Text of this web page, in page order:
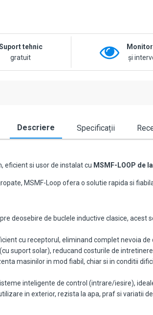
tehnic
gratuit
și
Descriere Specificații
eficient si usor de instalat cu MSMF-LOOP de la
MSMF-Loop ofera o solutie rapida si
deosebire de buclele inductive clasice,
cu receptorul, eliminand complet nevoia
suport solar), reducand costurile de
masinilor in mod fiabil, chiar si in conditii
inteligente de control (intrare/iesire),
in exterior, rezista la apa, praf si variatii